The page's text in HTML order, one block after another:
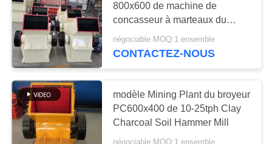
AU
SUJET
DE
NOUS
VISITE
D'USINE
Machine de
concasseur de
60
800x600 de machine de
concasseur à marteaux du
caillou 20-35tph de rivière petit
négociable MOQ:1 ensemble
CONTACTEZ-NOUS
modèle Mining Plant du broyeur
PC600x400 de 10-25tph Clay
Charcoal Soil Hammer Mill
négociable MOQ:1 ensemble